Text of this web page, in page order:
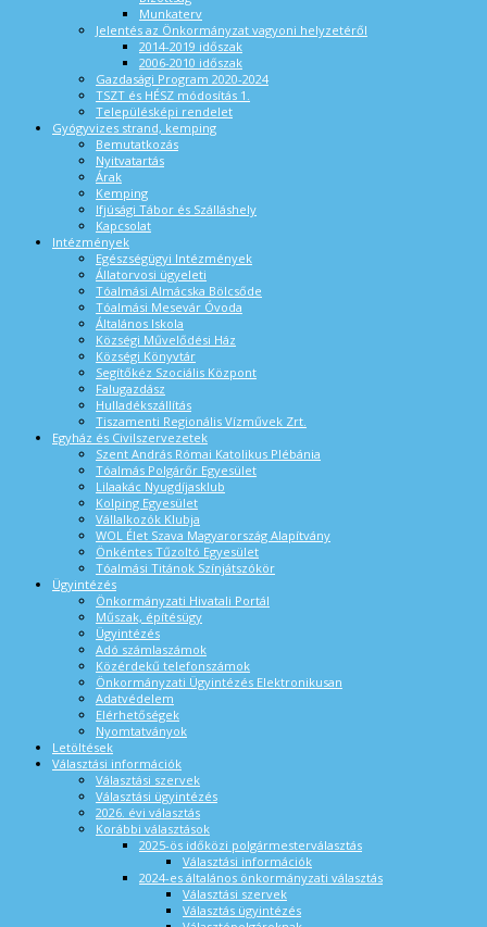
Munkaterv
Jelentés az Önkormányzat vagyoni helyzetéről
2014-2019 időszak
2006-2010 időszak
Gazdasági Program 2020-2024
TSZT és HÉSZ módosítás 1.
Településképi rendelet
Gyógyvizes strand, kemping
Bemutatkozás
Nyitvatartás
Árak
Kemping
Ifjúsági Tábor és Szálláshely
Kapcsolat
Intézmények
Egészségügyi Intézmények
Állatorvosi ügyeleti
Tóalmási Almácska Bölcsőde
Tóalmási Mesevár Óvoda
Általános Iskola
Községi Művelődési Ház
Községi Könyvtár
Segítőkéz Szociális Központ
Falugazdász
Hulladékszállítás
Tiszamenti Regionális Vízművek Zrt.
Egyház és Civilszervezetek
Szent András Római Katolikus Plébánia
Tóalmás Polgárőr Egyesület
Lilaakác Nyugdíjasklub
Kolping Egyesület
Vállalkozók Klubja
WOL Élet Szava Magyarország Alapítvány
Önkéntes Tűzoltó Egyesület
Tóalmási Titánok Színjátszókör
Ügyintézés
Önkormányzati Hivatali Portál
Műszak, építésügy
Ügyintézés
Adó számlaszámok
Közérdekű telefonszámok
Önkormányzati Ügyintézés Elektronikusan
Adatvédelem
Elérhetőségek
Nyomtatványok
Letöltések
Választási információk
Választási szervek
Választási ügyintézés
2026. évi választás
Korábbi választások
2025-ös időközi polgármesterválasztás
Választási információk
2024-es általános önkormányzati választás
Választási szervek
Választás ügyintézés